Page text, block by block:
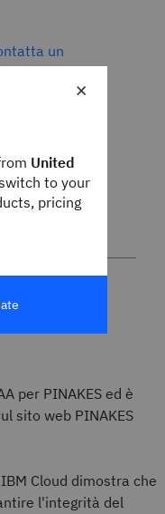
un
per PINAKES ed è
sito web PINAKES
Cloud dimostra che
l'integrità del
×
United
to your
pricing